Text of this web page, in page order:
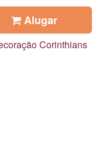
Alugar